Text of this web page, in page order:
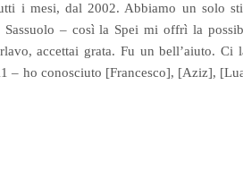
i mesi, dal 2002. Abbiamo un solo
Sassuolo – così la Spei mi offrì la
accettai grata. Fu un bell’aiuto. Ci
– ho conosciuto [Francesco], [Aziz],